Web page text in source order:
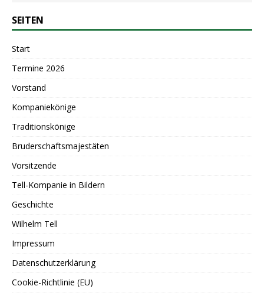
SEITEN
Start
Termine 2026
Vorstand
Kompaniekönige
Traditionskönige
Bruderschaftsmajestäten
Vorsitzende
Tell-Kompanie in Bildern
Geschichte
Wilhelm Tell
Impressum
Datenschutzerklärung
Cookie-Richtlinie (EU)